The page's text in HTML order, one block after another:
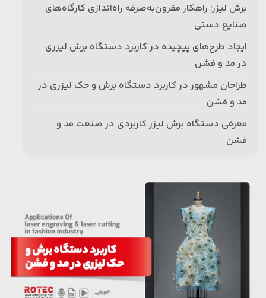
برش لیزر؛ راهکار مقرون‌به‌صرفه راه‌اندازی کارگاه‌های
‌صنایع دستی
ایجاد طرح‌های پیچیده‌ در کاربرد دستگاه برش لیزری
در مد و فشن
طراحان مشهور در کاربرد دستگاه برش و حک لیزری در
مد و فشن
معرفی دستگاه برش لیزر کاربردی در صنعت مد و
فشن